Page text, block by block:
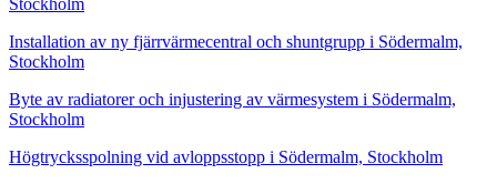
Stockholm
Installation av ny fjärrvärmecentral och shuntgrupp i Södermalm,
Stockholm
Byte av radiatorer och injustering av värmesystem i Södermalm,
Stockholm
Högtrycksspolning vid avloppsstopp i Södermalm, Stockholm